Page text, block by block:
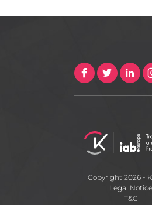
Copyright 2026 -
Legal Notice
T&C